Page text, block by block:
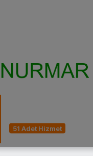
51 Adet Hizmet